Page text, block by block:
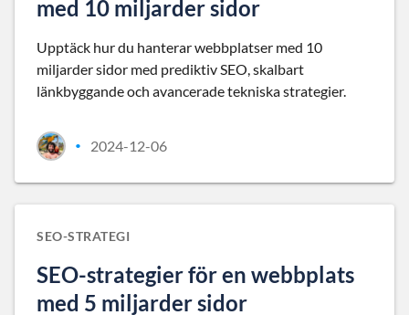
med 10 miljarder sidor
Upptäck hur du hanterar webbplatser med 10
miljarder sidor med prediktiv SEO, skalbart
länkbyggande och avancerade tekniska strategier.
• 2024-12-06
SEO-STRATEGI
SEO-strategier för en webbplats
med 5 miljarder sidor